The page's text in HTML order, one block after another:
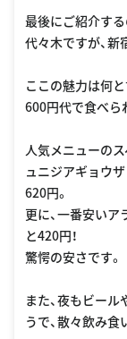
最後にご紹介する
代々木ですが、新
ここの魅力は何
600円代で食べら
人気メニューの
ュニジアギョウ
620円。
更に、一番安い
と420円！
驚愕の安さです。
また、夜もビー
うで、散々飲み食